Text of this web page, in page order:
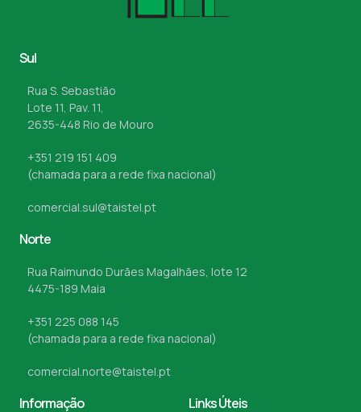
Sul
Rua S. Sebastião
Lote 11, Pav. 11,
2635-448 Rio de Mouro
+351 219 151 409
(chamada para a rede fixa nacional)
comercial.sul@taistel.pt
Norte
Rua Raimundo Durães Magalhães, lote 12
4475-189 Maia
+351 225 088 145
(chamada para a rede fixa nacional)
comercial.norte@taistel.pt
Informação Links Úteis